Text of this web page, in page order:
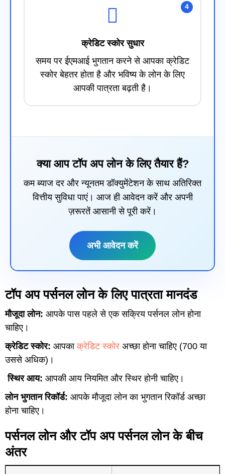
4
क्रेडिट स्कोर सुधार
समय पर ईएमआई भुगतान करने से आपका क्रेडिट
स्कोर बेहतर होता है और भविष्य के लोन के लिए
आपकी पात्रता बढ़ती है।
क्या आप टॉप अप लोन के लिए तैयार हैं?
कम ब्याज दर और न्यूनतम डॉक्युमेंटेशन के साथ अतिरिक्त
वित्तीय सुविधा पाएं। आज ही आवेदन करें और अपनी
ज़रूरतें आसानी से पूरी करें।
अभी आवेदन करें
टॉप अप पर्सनल लोन के लिए पात्रता मानदंड
मौजूदा लोन: आपके पास पहले से एक सक्रिय पर्सनल लोन होना
चाहिए।
क्रेडिट स्कोर: आपकाक्रेडिट स्कोर अच्छा होना चाहिए (700 या
उससे अधिक)।
स्थिर आय: आपकी आय नियमित और स्थिर होनी चाहिए।
लोन भुगतान रिकॉर्ड: आपके मौजूदा लोन का भुगतान रिकॉर्ड अच्छा
होना चाहिए।
पर्सनल लोन और टॉप अप पर्सनल लोन के बीच
अंतर